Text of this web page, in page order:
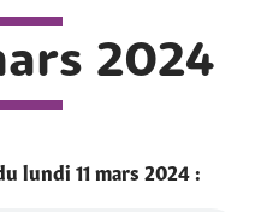
2024
lundi 11 mars 2024 :